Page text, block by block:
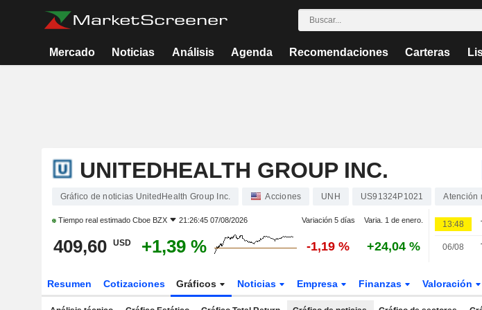
Mercado Noticias Análisis Agenda Recomendaciones Carteras
UNITEDHEALTH GROUP INC.
Gráfico de noticias UnitedHealth Group Inc. Acciones UNH US91324P1021 Atención
Tiempo real estimado Cboe BZX 21:26:45 07/08/2026 Variación 5 días Varia. 1 de enero.
409,60 USD +1,39 % -1,19 % +24,04 %
13:48
06/08
Resumen Cotizaciones Gráficos Noticias Empresa Finanzas Valoración